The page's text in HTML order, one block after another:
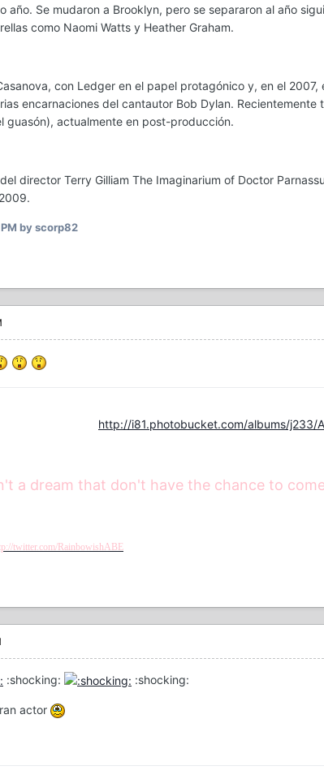
año. Se mudaron a Brooklyn, pero se separaron al año
como Naomi Watts y Heather Graham.
con Ledger en el papel protagónico y, en el
encarnaciones del cantautor Bob Dylan.
guasón), actualmente en post-producción.
director Terry Gilliam The Imaginarium of Doctor
by scorp82
http://i81.photobucket.com/albums/j233/
a dream that don't have the chance to
twitter.com/RainbowishABE
:shocking: :shocking:
actor